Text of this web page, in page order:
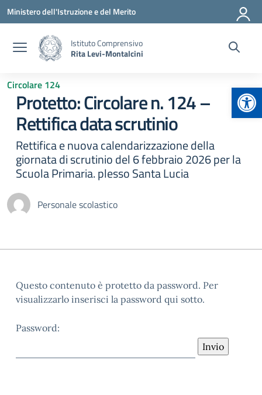
Vai ai contenuti
Vai al menu di navigazione
Vai al footer
Ministero dell'Istruzione e del Merito
Istituto Comprensivo
Rita Levi-Montalcini
Circolare 124
Protetto: Circolare n. 124 –
Rettifica data scrutinio
Rettifica e nuova calendarizzazione della
giornata di scrutinio del 6 febbraio 2026 per la
Scuola Primaria. plesso Santa Lucia
Personale scolastico
Questo contenuto è protetto da password. Per
visualizzarlo inserisci la password qui sotto.
Password: